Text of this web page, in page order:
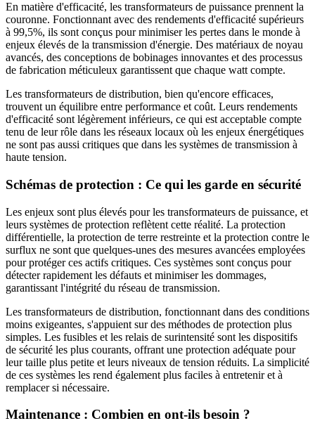
En matière d'efficacité, les transformateurs de puissance prennent la
couronne. Fonctionnant avec des rendements d'efficacité supérieurs
à 99,5%, ils sont conçus pour minimiser les pertes dans le monde à
enjeux élevés de la transmission d'énergie. Des matériaux de noyau
avancés, des conceptions de bobinages innovantes et des processus
de fabrication méticuleux garantissent que chaque watt compte.
Les transformateurs de distribution, bien qu'encore efficaces,
trouvent un équilibre entre performance et coût. Leurs rendements
d'efficacité sont légèrement inférieurs, ce qui est acceptable compte
tenu de leur rôle dans les réseaux locaux où les enjeux énergétiques
ne sont pas aussi critiques que dans les systèmes de transmission à
haute tension.
Schémas de protection : Ce qui les garde en sécurité
Les enjeux sont plus élevés pour les transformateurs de puissance, et
leurs systèmes de protection reflètent cette réalité. La protection
différentielle, la protection de terre restreinte et la protection contre le
surflux ne sont que quelques-unes des mesures avancées employées
pour protéger ces actifs critiques. Ces systèmes sont conçus pour
détecter rapidement les défauts et minimiser les dommages,
garantissant l'intégrité du réseau de transmission.
Les transformateurs de distribution, fonctionnant dans des conditions
moins exigeantes, s'appuient sur des méthodes de protection plus
simples. Les fusibles et les relais de surintensité sont les dispositifs
de sécurité les plus courants, offrant une protection adéquate pour
leur taille plus petite et leurs niveaux de tension réduits. La simplicité
de ces systèmes les rend également plus faciles à entretenir et à
remplacer si nécessaire.
Maintenance : Combien en ont-ils besoin ?